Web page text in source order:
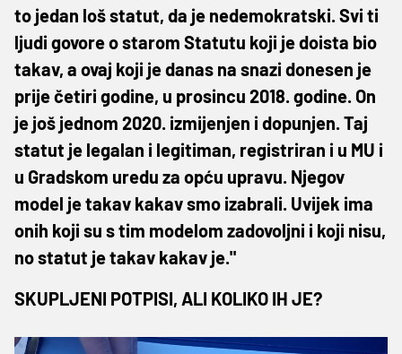
to jedan loš statut, da je nedemokratski. Svi ti
ljudi govore o starom Statutu koji je doista bio
takav, a ovaj koji je danas na snazi donesen je
prije četiri godine, u prosincu 2018. godine. On
je još jednom 2020. izmijenjen i dopunjen. Taj
statut je legalan i legitiman, registriran i u MU i
u Gradskom uredu za opću upravu. Njegov
model je takav kakav smo izabrali. Uvijek ima
onih koji su s tim modelom zadovoljni i koji nisu,
no statut je takav kakav je."
SKUPLJENI POTPISI, ALI KOLIKO IH JE?